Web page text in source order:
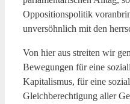
Oppositionspolitik
unversöhnlich mit den
Von hier aus streiten wir
Bewegungen für eine
Kapitalismus, für eine
Gleichberechtigung aller